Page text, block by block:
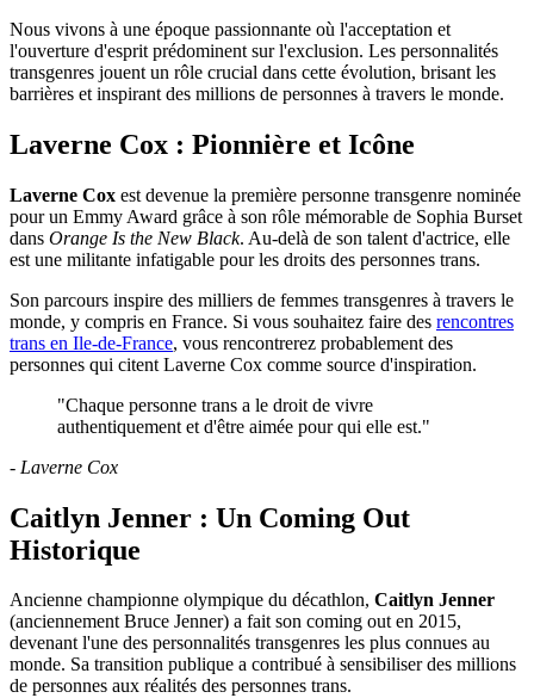
Nous vivons à une époque passionnante où l'acceptation et
l'ouverture d'esprit prédominent sur l'exclusion. Les personnalités
transgenres jouent un rôle crucial dans cette évolution, brisant les
barrières et inspirant des millions de personnes à travers le monde.
Laverne Cox : Pionnière et Icône
Laverne Cox est devenue la première personne transgenre nominée
pour un Emmy Award grâce à son rôle mémorable de Sophia Burset
dans Orange Is the New Black. Au-delà de son talent d'actrice, elle
est une militante infatigable pour les droits des personnes trans.
Son parcours inspire des milliers de femmes transgenres à travers le
monde, y compris en France. Si vous souhaitez faire des rencontres
trans en Ile-de-France, vous rencontrerez probablement des
personnes qui citent Laverne Cox comme source d'inspiration.
"Chaque personne trans a le droit de vivre
authentiquement et d'être aimée pour qui elle est."
- Laverne Cox
Caitlyn Jenner : Un Coming Out
Historique
Ancienne championne olympique du décathlon, Caitlyn Jenner
(anciennement Bruce Jenner) a fait son coming out en 2015,
devenant l'une des personnalités transgenres les plus connues au
monde. Sa transition publique a contribué à sensibiliser des millions
de personnes aux réalités des personnes trans.